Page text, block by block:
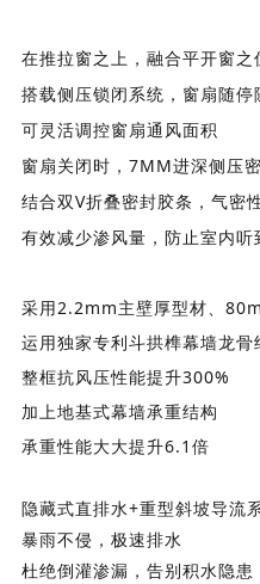
在推拉窗之上，融合平开窗之
搭载侧压锁闭系统，窗扇随停
可灵活调控窗扇通风面积
窗扇关闭时，7MM进深侧压
结合双V折叠密封胶条，气密
有效减少渗风量，防止室内听
采用2.2mm主壁厚型材、
运用独家专利斗拱榫幕墙龙骨
整框抗风压性能提升300%
加上地基式幕墙承重结构
承重性能大大提升6.1倍
隐藏式直排水+重型斜坡导流
暴雨不侵，极速排水
杜绝倒灌渗漏，告别积水隐患